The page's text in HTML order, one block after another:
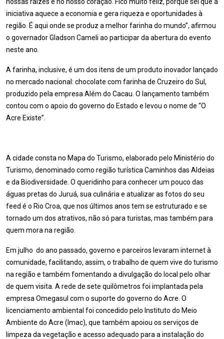
iniciativa aquece a economia e gera riqueza e oportunidades à
região. É aqui onde se produz a melhor farinha do mundo”, afirmou
o governador Gladson Cameli ao participar da abertura do evento
neste ano.
A farinha, inclusive, é um dos itens de um produto inovador lançado
no mercado nacional: chocolate com farinha de Cruzeiro do Sul,
produzido pela empresa Além do Cacau. O lançamento também
contou com o apoio do governo do Estado e levou o nome de “O
Acre Existe”.
A cidade consta no Mapa do Turismo, elaborado pelo Ministério do
Turismo, denominado como região turística Caminhos das Aldeias
e da Biodiversidade. O queridinho para conhecer um pouco das
águas pretas do Juruá, sua culinária e atualizar as fotos do seu
feed é o Rio Croa, que nos últimos anos tem se estruturado e se
tornado um dos atrativos, não só para turistas, mas também para
quem mora na região.
Em julho do ano passado, governo e parceiros levaram internet à
comunidade, facilitando, assim, o trabalho de quem vive do turismo
na região e também fomentando a divulgação do local pelo olhar
de quem visita. A rede de sete quilômetros foi implantada pela
empresa Omegasul com o suporte do governo do Acre. O
licenciamento ambiental foi concedido pelo Instituto do Meio
Ambiente do Acre (Imac), que também apoiou os serviços de
limpeza da vegetação e acesso adequado para a instalação do